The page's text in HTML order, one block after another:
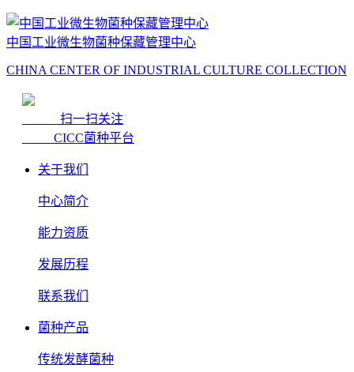
中国工业微生物菌种保藏管理中心
CHINA CENTER OF INDUSTRIAL CULTURE COLLECTION
扫一扫关注
CICC菌种平台
关于我们
中心简介
能力资质
发展历程
联系我们
菌种产品
传统发酵菌种